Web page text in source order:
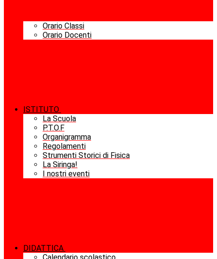
Orario Classi
Orario Docenti
ISTITUTO
La Scuola
P.T.O.F
Organigramma
Regolamenti
Strumenti Storici di Fisica
La Siringa!
I nostri eventi
DIDATTICA